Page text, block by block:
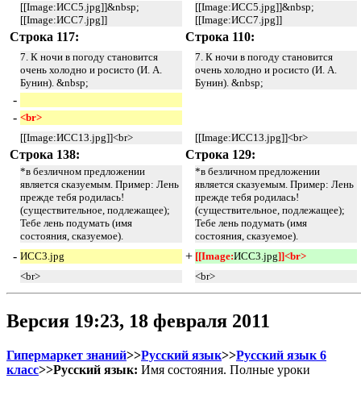
[[Image:ИСС5.jpg]]&nbsp;
[[Image:ИСС7.jpg]]
[[Image:ИСС5.jpg]]&nbsp;
[[Image:ИСС7.jpg]]
Строка 117: Строка 110:
7. К ночи в погоду становится
очень холодно и росисто (И. А.
Бунин). &nbsp;
7. К ночи в погоду становится
очень холодно и росисто (И. А.
Бунин). &nbsp;
-
- <br>
[[Image:ИСС13.jpg]]<br>
[[Image:ИСС13.jpg]]<br>
Строка 138: Строка 129:
*в безличном предложении
является сказуемым. Пример: Лень
прежде тебя родилась!
(существительное, подлежащее);
Тебе лень подумать (имя
состояния, сказуемое).
*в безличном предложении
является сказуемым. Пример: Лень
прежде тебя родилась!
(существительное, подлежащее);
Тебе лень подумать (имя
состояния, сказуемое).
- ИСС3.jpg + [[Image:ИСС3.jpg]]<br>
<br>
<br>
Версия 19:23, 18 февраля 2011
Гипермаркет знаний>>Русский язык>>Русский язык 6
класс>>Русский язык: Имя состояния. Полные уроки